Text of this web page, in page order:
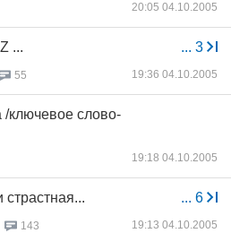
20:05 04.10.2005
... 3
...
55 19:36 04.10.2005
/ключевое слово-
19:18 04.10.2005
... 6
страстная...
143 19:13 04.10.2005